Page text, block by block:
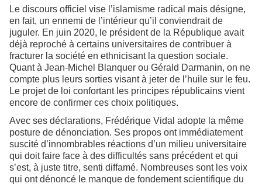
Le discours officiel vise l’islamisme radical mais désigne,
en fait, un ennemi de l’intérieur qu’il conviendrait de
juguler. En juin 2020, le président de la République avait
déjà reproché à certains universitaires de contribuer à
fracturer la société en ethnicisant la question sociale.
Quant à Jean-Michel Blanquer ou Gérald Darmanin, on ne
compte plus leurs sorties visant à jeter de l’huile sur le feu.
Le projet de loi confortant les principes républicains vient
encore de confirmer ces choix politiques.
Avec ses déclarations, Frédérique Vidal adopte la même
posture de dénonciation. Ses propos ont immédiatement
suscité d’innombrables réactions d’un milieu universitaire
qui doit faire face à des difficultés sans précédent et qui
s’est, à juste titre, senti diffamé. Nombreuses sont les voix
qui ont dénoncé le manque de fondement scientifique du